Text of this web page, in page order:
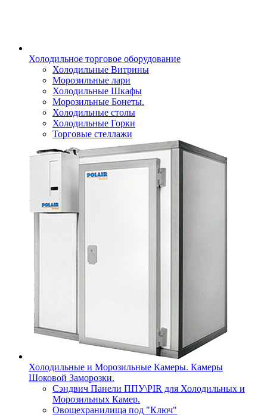
Холодильное торговое оборудование
Холодильные Витрины
Морозильные лари
Холодильные Шкафы
Морозильные Бонеты.
Холодильные столы
Холодильные Горки
Торговые стеллажи
Холодильные и Морозильные Камеры. Камеры
Шоковой Заморозки.
Сэндвич Панели ППУ\PIR для Холодильных и
Морозильных Камер.
Овощехранилища под "Ключ"